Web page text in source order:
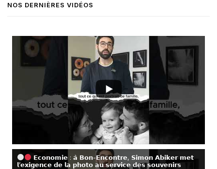
NOS DERNIÈRES VIDÉOS
𝗘𝗰𝗼𝗻𝗼𝗺𝗶𝗲 : 𝗮̀ 𝗕𝗼𝗻-𝗘𝗻𝗰𝗼𝗻𝘁𝗿𝗲, 𝗦𝗶𝗺𝗼𝗻 𝗔𝗯𝗶𝗸𝗲𝗿 𝗺𝗲𝘁
𝗹’𝗲𝘅𝗶𝗴𝗲𝗻𝗰𝗲 𝗱𝗲 𝗹𝗮 𝗽𝗵𝗼𝘁𝗼 𝗮𝘂 𝘀𝗲𝗿𝘃𝗶𝗰𝗲 𝗱𝗲𝘀 𝘀𝗼𝘂𝘃𝗲𝗻𝗶𝗿𝘀